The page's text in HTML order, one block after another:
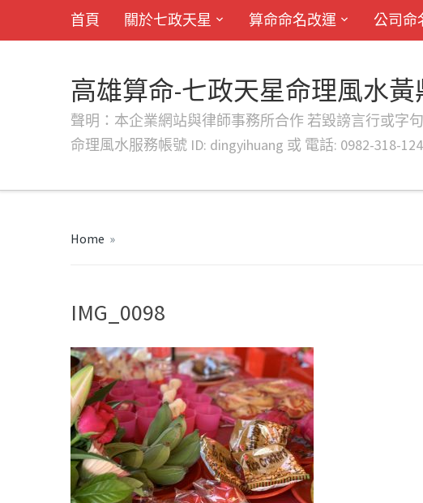
首頁 關於七政天星 算命命名改運 公司命
高雄算命-七政天星命理風水
聲明：本企業網站與律師事務所合作 若毀謗言行或字
命理風水服務帳號 ID: dingyihuang 或 電話: 0982-318-
Home »
IMG_0098